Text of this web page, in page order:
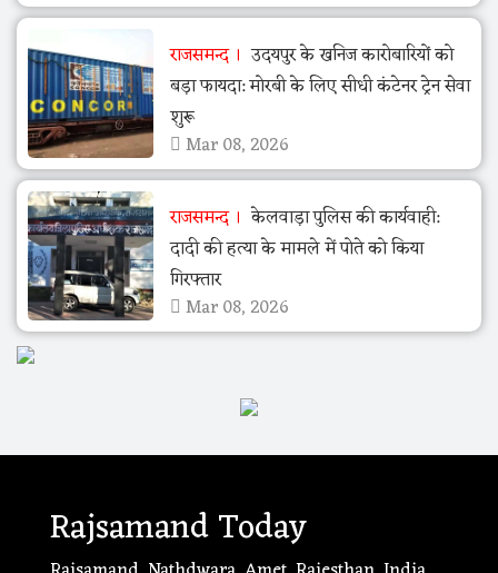
राजसमन्द
उदयपुर के खनिज कारोबारियों को
बड़ा फायदा: मोरबी के लिए सीधी कंटेनर ट्रेन सेवा
शुरू
Mar 08, 2026
राजसमन्द
केलवाड़ा पुलिस की कार्यवाही:
दादी की हत्या के मामले में पोते को किया
गिरफ्तार
Mar 08, 2026
Rajsamand Today